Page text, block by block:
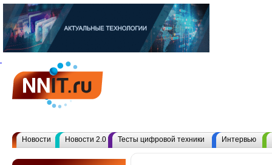
Новости Новости 2.0 Тесты цифровой техники Интервью